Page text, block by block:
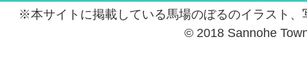
※本サイトに掲載している馬場のぼるのイラスト
© 2018 Sannohe